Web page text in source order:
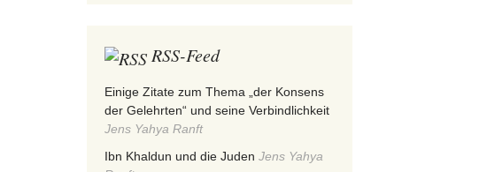
RSS-Feed
Einige Zitate zum Thema „der Konsens
der Gelehrten“ und seine Verbindlichkeit
Jens Yahya Ranft
Ibn Khaldun und die Juden Jens Yahya